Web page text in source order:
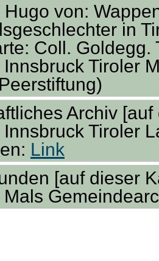
von:
in
Coll. Goldegg.
Tiroler
Archiv
Tiroler
Link
[auf dieser